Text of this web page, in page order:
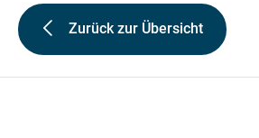
Zurück zur Übersicht